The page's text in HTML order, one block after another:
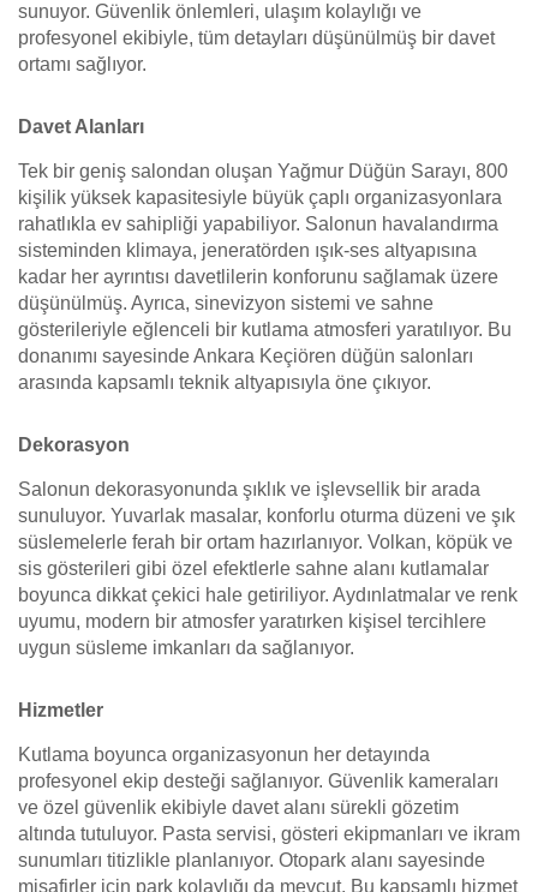
sunuyor. Güvenlik önlemleri, ulaşım kolaylığı ve
profesyonel ekibiyle, tüm detayları düşünülmüş bir davet
ortamı sağlıyor.
Davet Alanları
Tek bir geniş salondan oluşan Yağmur Düğün Sarayı, 800
kişilik yüksek kapasitesiyle büyük çaplı organizasyonlara
rahatlıkla ev sahipliği yapabiliyor. Salonun havalandırma
sisteminden klimaya, jeneratörden ışık-ses altyapısına
kadar her ayrıntısı davetlilerin konforunu sağlamak üzere
düşünülmüş. Ayrıca, sinevizyon sistemi ve sahne
gösterileriyle eğlenceli bir kutlama atmosferi yaratılıyor. Bu
donanımı sayesinde Ankara Keçiören düğün salonları
arasında kapsamlı teknik altyapısıyla öne çıkıyor.
Dekorasyon
Salonun dekorasyonunda şıklık ve işlevsellik bir arada
sunuluyor. Yuvarlak masalar, konforlu oturma düzeni ve şık
süslemelerle ferah bir ortam hazırlanıyor. Volkan, köpük ve
sis gösterileri gibi özel efektlerle sahne alanı kutlamalar
boyunca dikkat çekici hale getiriliyor. Aydınlatmalar ve renk
uyumu, modern bir atmosfer yaratırken kişisel tercihlere
uygun süsleme imkanları da sağlanıyor.
Hizmetler
Kutlama boyunca organizasyonun her detayında
profesyonel ekip desteği sağlanıyor. Güvenlik kameraları
ve özel güvenlik ekibiyle davet alanı sürekli gözetim
altında tutuluyor. Pasta servisi, gösteri ekipmanları ve ikram
sunumları titizlikle planlanıyor. Otopark alanı sayesinde
misafirler için park kolaylığı da mevcut. Bu kapsamlı hizmet